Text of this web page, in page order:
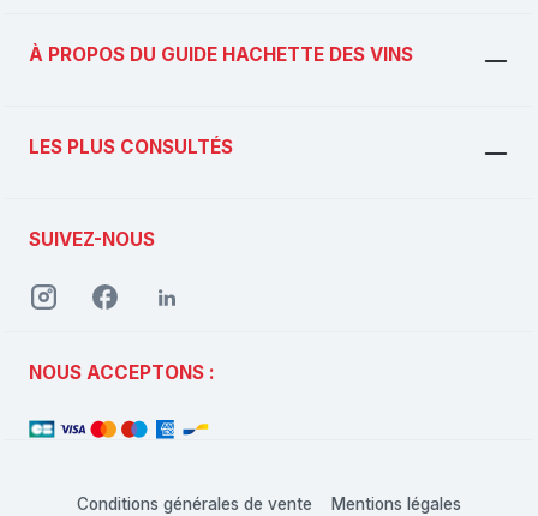
À PROPOS DU GUIDE HACHETTE DES VINS
LES PLUS CONSULTÉS
SUIVEZ-NOUS
NOUS ACCEPTONS :
Conditions générales de vente Mentions légales